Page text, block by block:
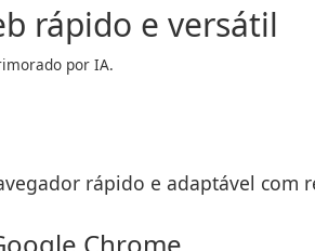
rápido e versátil
por IA.
rápido e adaptável com